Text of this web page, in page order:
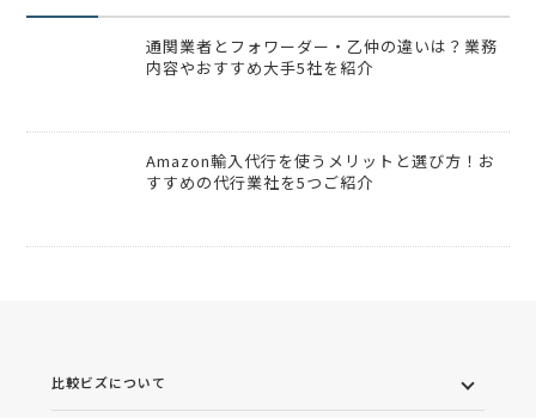
通関業者とフォワーダー・乙仲の違いは？業務
内容やおすすめ大手5社を紹介
Amazon輸入代行を使うメリットと選び方！お
すすめの代行業社を5つご紹介
比較ビズについて